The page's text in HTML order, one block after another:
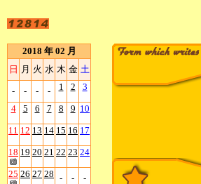
2018 年 02 月
日 月 火 水 木 金 土
- - - - 1 2 3
4 5 6 7 8 9 10
11 12 13 14 15 16 17
18 19 20 21 22 23 24
25 26 27 28 - - -